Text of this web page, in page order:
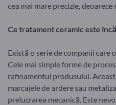
cea mai mare precizie,
Ce tratament ceramic este
Există o serie de companii care
Cele mai simple forme de
rafinamentul produsului.
marcajele de ardere sau
prelucrarea mecanică. Este